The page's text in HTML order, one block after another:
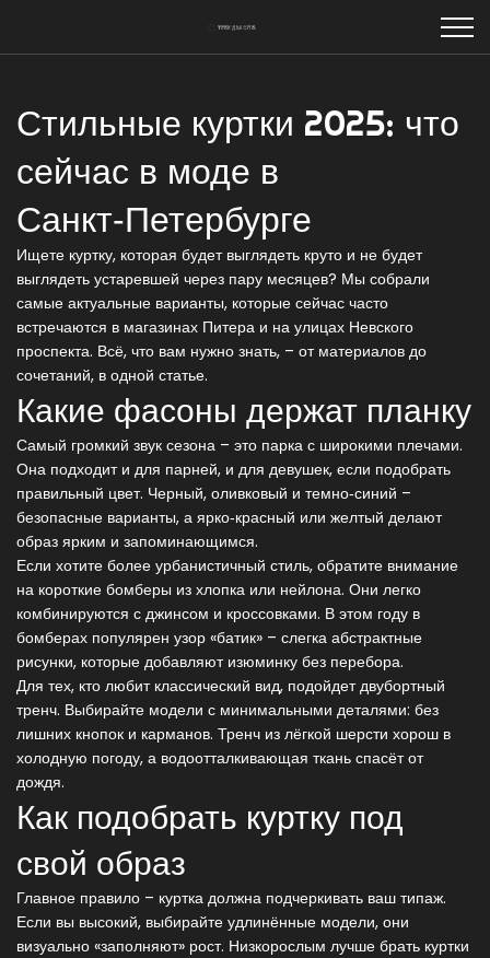
Стильные куртки 2025: что
сейчас в моде в
Санкт‑Петербурге
Ищете куртку, которая будет выглядеть круто и не будет
выглядеть устаревшей через пару месяцев? Мы собрали
самые актуальные варианты, которые сейчас часто
встречаются в магазинах Питера и на улицах Невского
проспекта. Всё, что вам нужно знать, – от материалов до
сочетаний, в одной статье.
Какие фасоны держат планку
Самый громкий звук сезона – это парка с широкими плечами.
Она подходит и для парней, и для девушек, если подобрать
правильный цвет. Черный, оливковый и темно‑синий –
безопасные варианты, а ярко‑красный или желтый делают
образ ярким и запоминающимся.
Если хотите более урбанистичный стиль, обратите внимание
на короткие бомберы из хлопка или нейлона. Они легко
комбинируются с джинсом и кроссовками. В этом году в
бомберах популярен узор «батик» – слегка абстрактные
рисунки, которые добавляют изюминку без перебора.
Для тех, кто любит классический вид, подойдет двубортный
тренч. Выбирайте модели с минимальными деталями: без
лишних кнопок и карманов. Тренч из лёгкой шерсти хорош в
холодную погоду, а водоотталкивающая ткань спасёт от
дождя.
Как подобрать куртку под
свой образ
Главное правило – куртка должна подчеркивать ваш типаж.
Если вы высокий, выбирайте удлинённые модели, они
визуально «заполняют» рост. Низкорослым лучше брать куртки